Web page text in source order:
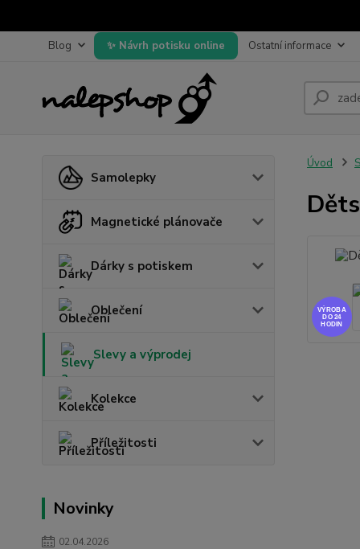
Blog Návrh potisku online Ostatní informace
Samolepky
Magnetické plánovače
Dárky s potiskem
Oblečení
Slevy a výprodej
Kolekce
Příležitosti
Novinky
02.04.2026
Úvod
VÝROBA
DO 24
HODIN